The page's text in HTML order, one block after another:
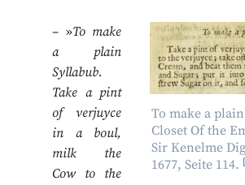
To make a
Closet Of the
Sir Kenelme
1677, Seite 114.
– »To make
a plain
Syllabub.
Take a pint
of verjuyce
in a boul,
milk the
Cow to the